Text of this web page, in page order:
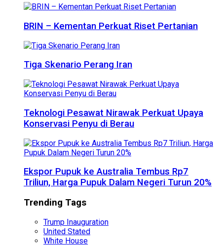
BRIN – Kementan Perkuat Riset Pertanian
Tiga Skenario Perang Iran
Teknologi Pesawat Nirawak Perkuat Upaya
Konservasi Penyu di Berau
Ekspor Pupuk ke Australia Tembus Rp7
Triliun, Harga Pupuk Dalam Negeri Turun 20%
Trending Tags
Trump Inauguration
United Stated
White House